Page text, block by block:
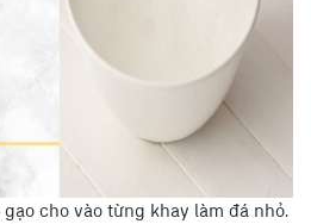
cho vào từng khay làm đá nhỏ.